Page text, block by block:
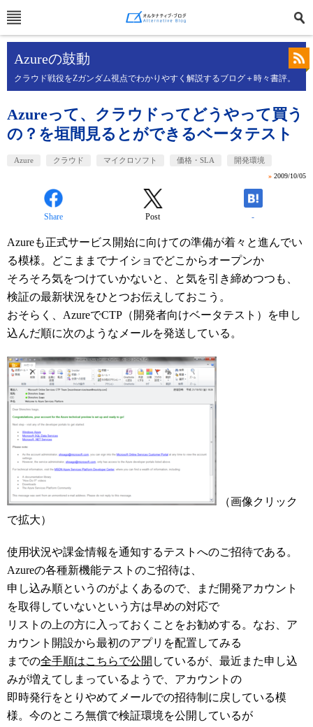
Azureの鼓動
クラウド戦役をZガンダム視点でわかりやすく解説するブログ＋時々書評。
Azureって、クラウドってどうやって買う
の？を垣間見るとができるベータテスト
Azure クラウド マイクロソフト 価格・SLA 開発環境
» 2009/10/05
Share Post -
Azureも正式サービス開始に向けての準備が着々と進んでい
る模様。どこままでナイショでどこからオープンか
そろそろ気をつけていかないと、と気を引き締めつつも、
検証の最新状況をひとつお伝えしておこう。
おそらく、AzureでCTP（開発者向けベータテスト）を申し
込んだ順に次のようなメールを発送している。
（画像クリック
で拡大）
使用状況や課金情報を通知するテストへのご招待である。
Azureの各種新機能テストのご招待は、
申し込み順というのがよくあるので、まだ開発アカウント
を取得していないという方は早めの対応で
リストの上の方に入っておくことをお勧めする。なお、ア
カウント開設から最初のアプリを配置してみる
までの全手順はこちらで公開 しているが、最近また申し込
みが増えてしまっているようで、アカウントの
即時発行をとりやめてメールでの招待制に戻している模
様。今のところ無償で検証環境を公開しているが